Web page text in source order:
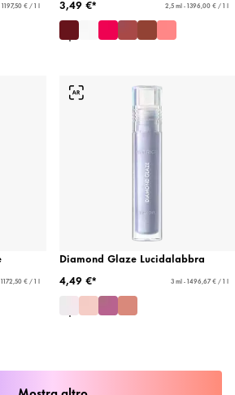
1197,50 € / 1 l
3,49 €*
2,5 ml - 1396,00 € / 1 l
€ / 1 l
Diamond Glaze Lucidalabbra
4,49 €*
3 ml - 1496,67 € / 1 l